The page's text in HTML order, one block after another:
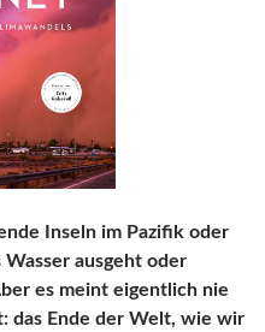
Inseln im Pazifik oder
ausgeht oder
es meint eigentlich nie
das Ende der Welt, wie wir